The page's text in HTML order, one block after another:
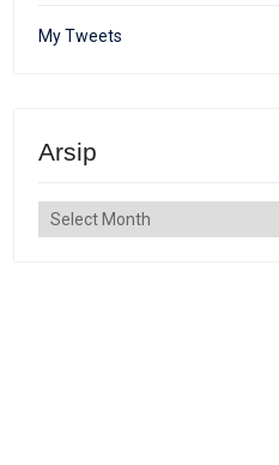
My Tweets
Arsip
Arsip